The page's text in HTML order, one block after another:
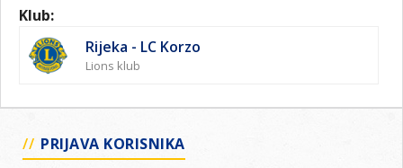
Aktivnosti
Klub:
Rijeka - LC Korzo
Lions klub
PRIJAVA KORISNIKA